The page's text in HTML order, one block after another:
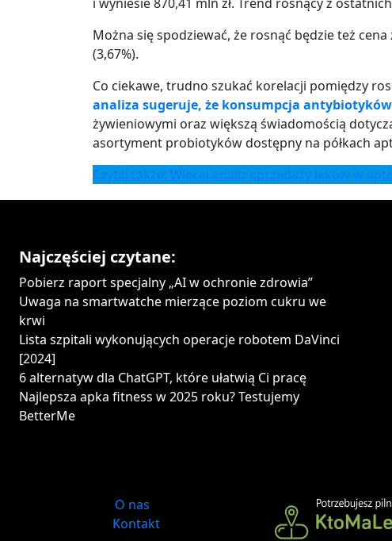
Można się spodziewać, że rosnąć będzie też
(3,67%).
Co ciekawe, trudno szukać korelacji pomiędzy
analiza sugeruje, że konsumpcja antybiotyków
żywieniowymi oraz większą świadomością
asortyment probiotyków dostępny na półkach
Czytaj także: Więcej analiz sprzedaży leków w
Najczęściej czytane:
Pobierz raport specjalny „AI w ochronie zdrowia”
Uwaga na smartwatche mierzące poziom cukru we
krwi
Lista szpitali wykonujących operacje robotem DaVinci
[2024]
6 alternatyw dla ChatGPT, które ułatwią Ci pracę
Najlepsza apka fitness w 2025 roku? Testujemy
BetterMe
O nas
Kontakt